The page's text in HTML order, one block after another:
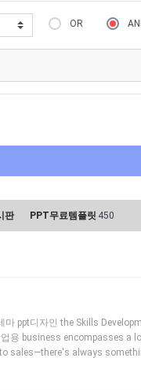
OR
판 PPT무료템플릿 450
ppt디자인 the Skills
용 business encompasses a
sales—there's always